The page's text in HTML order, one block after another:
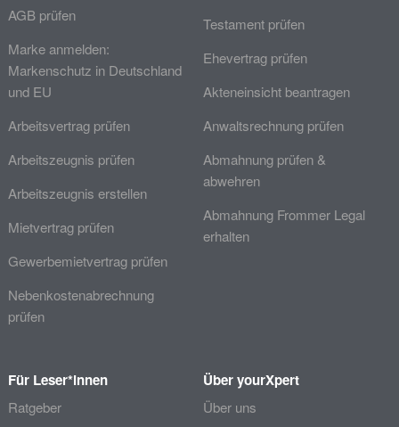
AGB prüfen
Marke anmelden:
Markenschutz in Deutschland
und EU
Arbeitsvertrag prüfen
Arbeitszeugnis prüfen
Arbeitszeugnis erstellen
Mietvertrag prüfen
Gewerbemietvertrag prüfen
Nebenkostenabrechnung
prüfen
Testament prüfen
Ehevertrag prüfen
Akteneinsicht beantragen
Anwaltsrechnung prüfen
Abmahnung prüfen &
abwehren
Abmahnung Frommer Legal
erhalten
Für Leser*innen
Ratgeber
Über yourXpert
Über uns